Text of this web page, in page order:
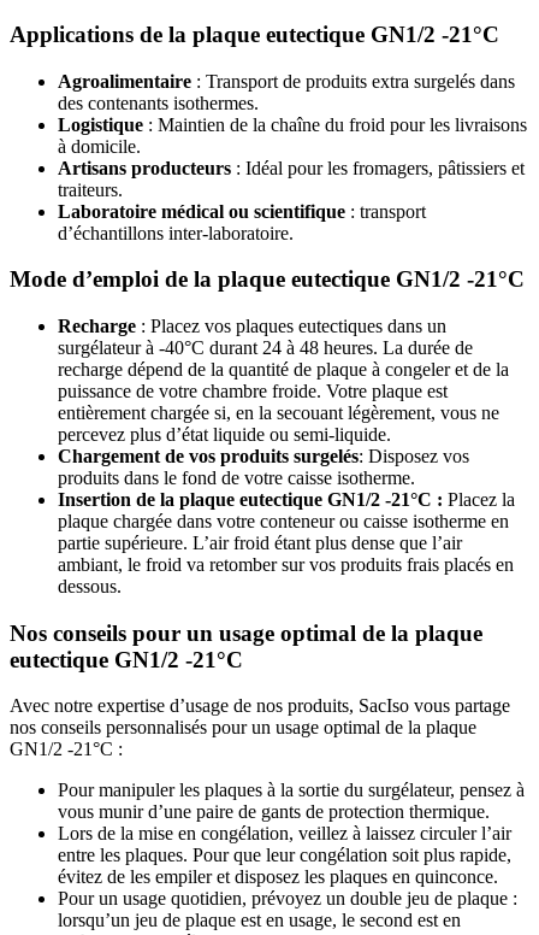
Applications de la plaque eutectique GN1/2 -21°C
Agroalimentaire : Transport de produits extra surgelés dans
des contenants isothermes.
Logistique : Maintien de la chaîne du froid pour les livraisons
à domicile.
Artisans producteurs : Idéal pour les fromagers, pâtissiers et
traiteurs.
Laboratoire médical ou scientifique : transport
d’échantillons inter-laboratoire.
Mode d’emploi de la plaque eutectique GN1/2 -21°C
Recharge : Placez vos plaques eutectiques dans un
surgélateur à -40°C durant 24 à 48 heures. La durée de
recharge dépend de la quantité de plaque à congeler et de la
puissance de votre chambre froide. Votre plaque est
entièrement chargée si, en la secouant légèrement, vous ne
percevez plus d’état liquide ou semi-liquide.
Chargement de vos produits surgelés: Disposez vos
produits dans le fond de votre caisse isotherme.
Insertion de la plaque eutectique GN1/2 -21°C : Placez la
plaque chargée dans votre conteneur ou caisse isotherme en
partie supérieure. L’air froid étant plus dense que l’air
ambiant, le froid va retomber sur vos produits frais placés en
dessous.
Nos conseils pour un usage optimal de la plaque
eutectique GN1/2 -21°C
Avec notre expertise d’usage de nos produits, SacIso vous partage
nos conseils personnalisés pour un usage optimal de la plaque
GN1/2 -21°C :
Pour manipuler les plaques à la sortie du surgélateur, pensez à
vous munir d’une paire de gants de protection thermique.
Lors de la mise en congélation, veillez à laissez circuler l’air
entre les plaques. Pour que leur congélation soit plus rapide,
évitez de les empiler et disposez les plaques en quinconce.
Pour un usage quotidien, prévoyez un double jeu de plaque :
lorsqu’un jeu de plaque est en usage, le second est en